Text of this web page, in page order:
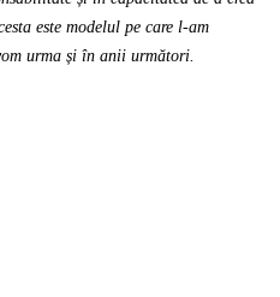
este modelul pe care l-am
urma și în anii următori.